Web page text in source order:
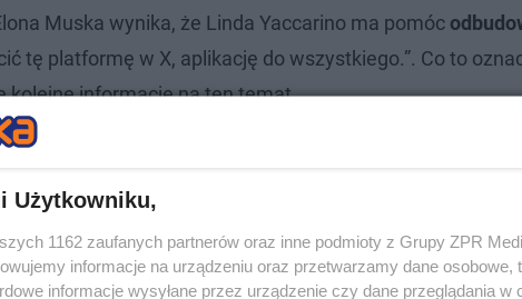
Muska wynika, że Linda Yaccarino ma pomóc
tę platformę w X, aplikację do wszystkiego.”. Co to
kolejne informacje na ten temat.
Użytkowniku,
1162 zaufanych partnerów oraz inne podmioty z Grupy ZPR
informacje na urządzeniu oraz przetwarzamy dane osobowe,
informacje wysyłane przez urządzenie czy dane przeglądania w